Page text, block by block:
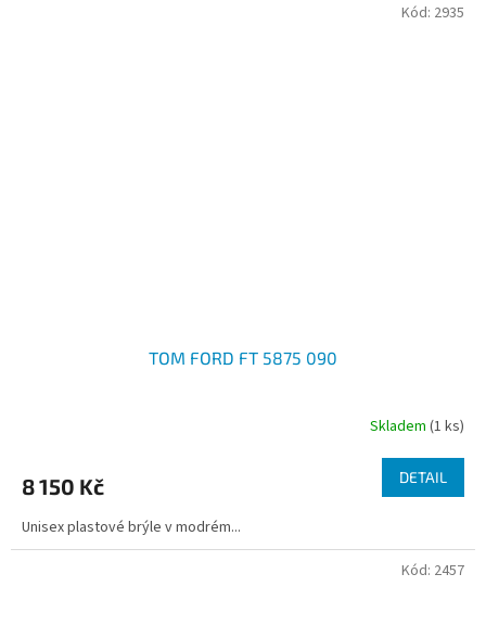
TOM FORD FT 5875 090
Skladem (1 ks)
8 150 Kč DETAIL
Unisex plastové brýle v modrém...
Kód: 2935
Kód: 2457